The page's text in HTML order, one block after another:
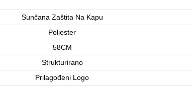
Sunčana Zaštita Na Kapu
Poliester
58CM
Strukturirano
Prilagođeni Logo